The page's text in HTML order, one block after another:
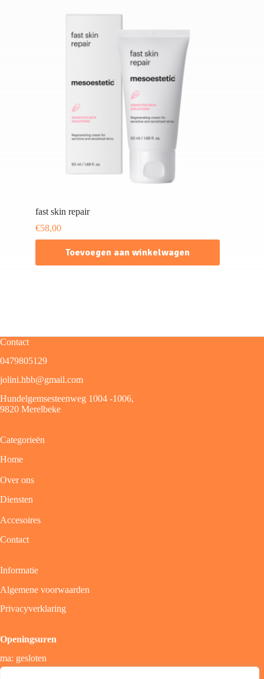
fast skin repair
€58,00
Toevoegen aan winkelwagen
Contact
0479805129
jolini.hbb@gmail.com
Hundelgemsesteenweg 1004 -1006,
9820 Merelbeke
Categorieën
Home
Over ons
Diensten
Accesoires
Contact
Informatie
Algemene voorwaarden
Privacyverklaring
Openingsuren
ma: gesloten